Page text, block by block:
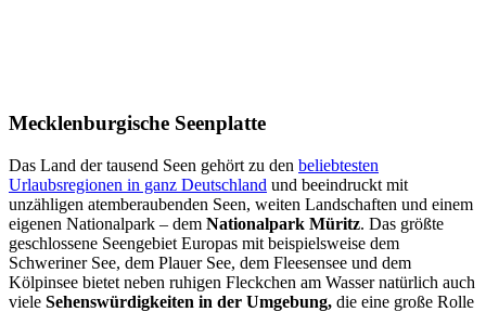
Mecklenburgische Seenplatte
Das Land der tausend Seen gehört zu den beliebtesten
Urlaubsregionen in ganz Deutschland und beeindruckt mit
unzähligen atemberaubenden Seen, weiten Landschaften und einem
eigenen Nationalpark – dem Nationalpark Müritz. Das größte
geschlossene Seengebiet Europas mit beispielsweise dem
Schweriner See, dem Plauer See, dem Fleesensee und dem
Kölpinsee bietet neben ruhigen Fleckchen am Wasser natürlich auch
viele Sehenswürdigkeiten in der Umgebung, die eine große Rolle